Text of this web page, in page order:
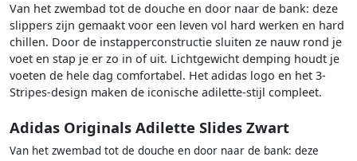
Van het zwembad tot de douche en door naar de bank: deze
slippers zijn gemaakt voor een leven vol hard werken en hard
chillen. Door de instapperconstructie sluiten ze nauw rond je
voet en stap je er zo in of uit. Lichtgewicht demping houdt je
voeten de hele dag comfortabel. Het adidas logo en het 3-
Stripes-design maken de iconische adilette-stijl compleet.
Adidas Originals Adilette Slides Zwart
Van het zwembad tot de douche en door naar de bank: deze